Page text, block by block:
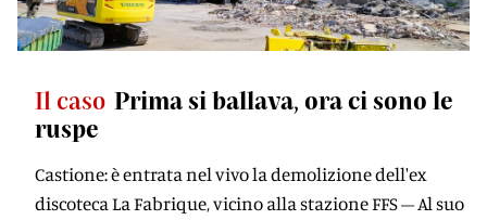
Il caso Prima si ballava, ora ci sono le
ruspe
Castione: è entrata nel vivo la demolizione dell'ex
discoteca La Fabrique, vicino alla stazione FFS – Al suo